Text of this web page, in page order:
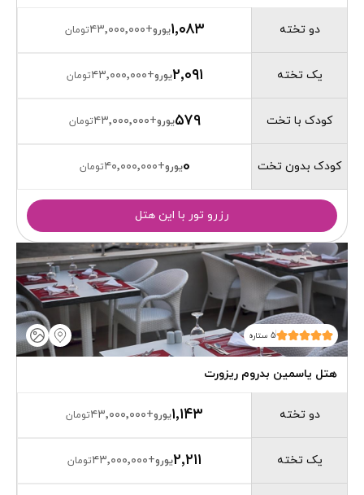
دو تخته
یک تخته
کودک با تخت
کودک بدون تخت
۱٬۰۸۳یورو+۴۳٬۰۰۰٬۰۰۰تومان
۲٬۰۹۱یورو+۴۳٬۰۰۰٬۰۰۰تومان
۵۷۹یورو+۴۳٬۰۰۰٬۰۰۰تومان
0یورو+۴۰٬۰۰۰٬۰۰۰تومان
رزرو تور با این هتل
5 ستاره
هتل یاسمین بدروم ریزورت
دو تخته
یک تخته
۱٬۱۴۳یورو+۴۳٬۰۰۰٬۰۰۰تومان
۲٬۲۱۱یورو+۴۳٬۰۰۰٬۰۰۰تومان